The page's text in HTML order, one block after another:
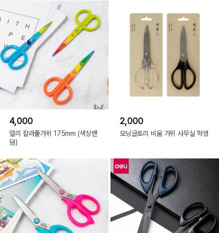
4,000
델리 칼라풀가위 175mm (색상랜
덤)
2,000
모닝글로리 비움 가위 사무실 학생